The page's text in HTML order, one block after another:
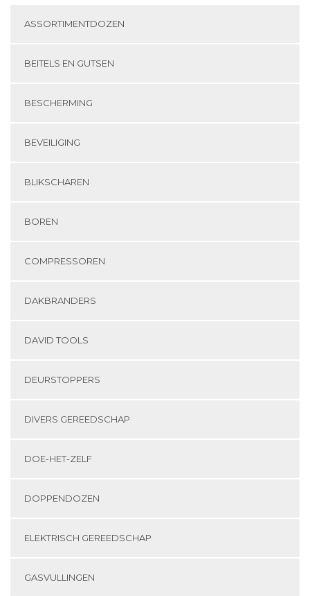
ASSORTIMENTDOZEN
BEITELS EN GUTSEN
BESCHERMING
BEVEILIGING
BLIKSCHAREN
BOREN
COMPRESSOREN
DAKBRANDERS
DAVID TOOLS
DEURSTOPPERS
DIVERS GEREEDSCHAP
DOE-HET-ZELF
DOPPENDOZEN
ELEKTRISCH GEREEDSCHAP
GASVULLINGEN